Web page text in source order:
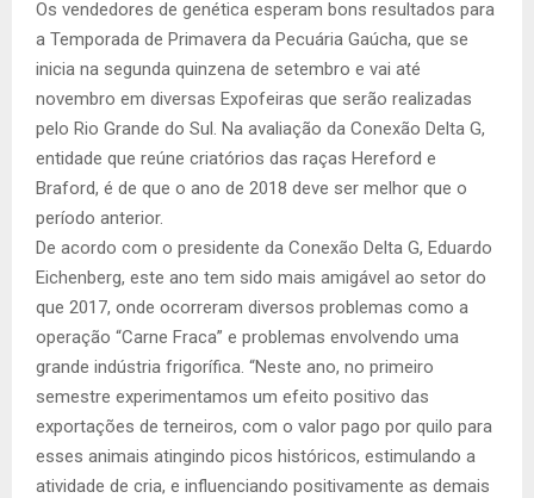
Os vendedores de genética esperam bons resultados para
a Temporada de Primavera da Pecuária Gaúcha, que se
inicia na segunda quinzena de setembro e vai até
novembro em diversas Expofeiras que serão realizadas
pelo Rio Grande do Sul. Na avaliação da Conexão Delta G,
entidade que reúne criatórios das raças Hereford e
Braford, é de que o ano de 2018 deve ser melhor que o
período anterior.
De acordo com o presidente da Conexão Delta G, Eduardo
Eichenberg, este ano tem sido mais amigável ao setor do
que 2017, onde ocorreram diversos problemas como a
operação “Carne Fraca” e problemas envolvendo uma
grande indústria frigorífica. “Neste ano, no primeiro
semestre experimentamos um efeito positivo das
exportações de terneiros, com o valor pago por quilo para
esses animais atingindo picos históricos, estimulando a
atividade de cria, e influenciando positivamente as demais